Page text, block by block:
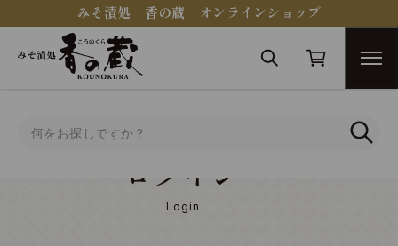
みそ漬処 香の蔵 オンラインショップ
ログイン
Login